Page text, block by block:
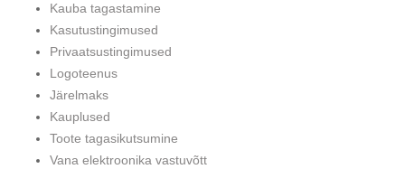
Kauba tagastamine
Kasutustingimused
Privaatsustingimused
Logoteenus
Järelmaks
Kauplused
Toote tagasikutsumine
Vana elektroonika vastuvõtt